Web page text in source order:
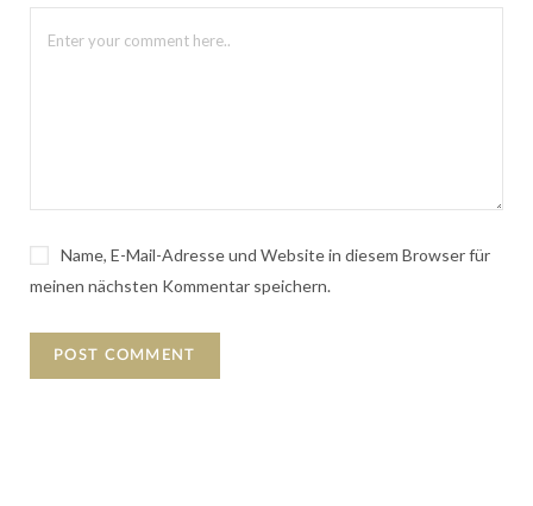
Name, E-Mail-Adresse und Website in diesem Browser für
meinen nächsten Kommentar speichern.